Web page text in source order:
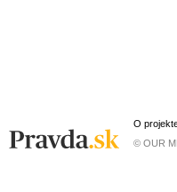
O
© OUR